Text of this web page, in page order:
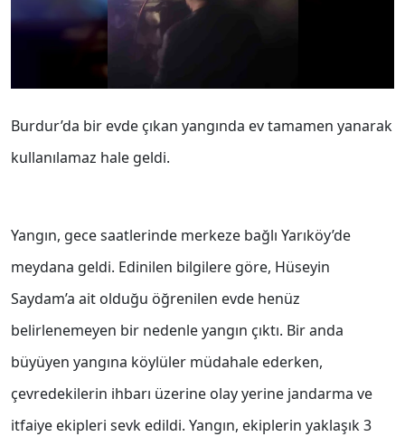
Burdur’da bir evde çıkan yangında ev tamamen yanarak
kullanılamaz hale geldi.
Yangın, gece saatlerinde merkeze bağlı Yarıköy’de
meydana geldi. Edinilen bilgilere göre, Hüseyin
Saydam’a ait olduğu öğrenilen evde henüz
belirlenemeyen bir nedenle yangın çıktı. Bir anda
büyüyen yangına köylüler müdahale ederken,
çevredekilerin ihbarı üzerine olay yerine jandarma ve
itfaiye ekipleri sevk edildi. Yangın, ekiplerin yaklaşık 3